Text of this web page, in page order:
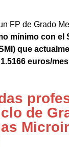
FP de Grado
mínimo con el
que
euros/mes
de